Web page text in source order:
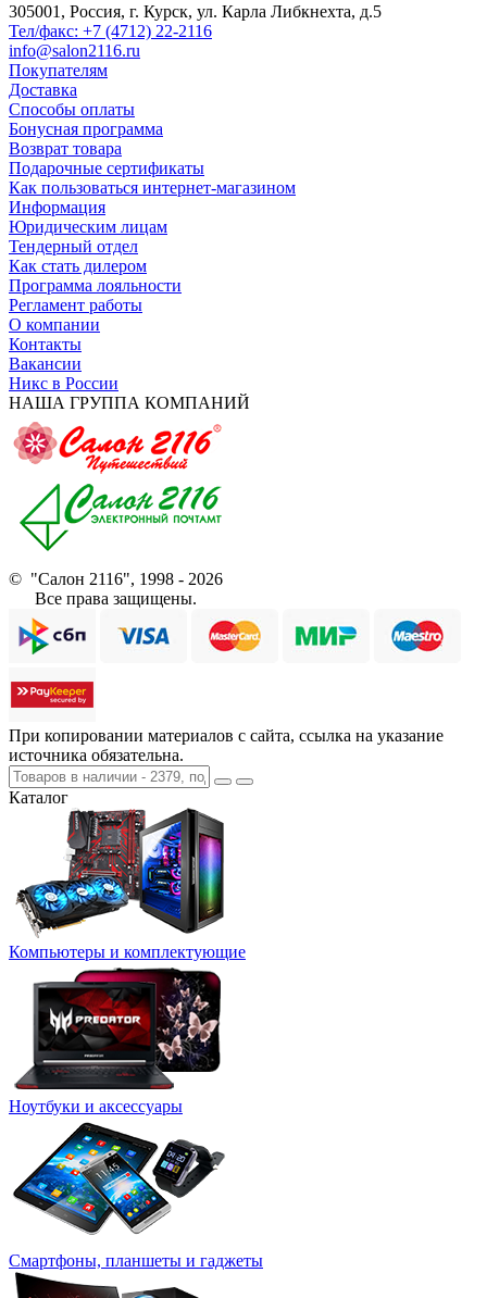
305001, Россия, г. Курск, ул. Карла Либкнехта, д.5
Тел/факс: +7 (4712) 22-2116
info@salon2116.ru
Покупателям
Доставка
Способы оплаты
Бонусная программа
Возврат товара
Подарочные сертификаты
Как пользоваться интернет-магазином
Информация
Юридическим лицам
Тендерный отдел
Как стать дилером
Программа лояльности
Регламент работы
О компании
Контакты
Вакансии
Никс в России
НАША ГРУППА КОМПАНИЙ
© "Салон 2116", 1998 - 2026
Все права защищены.
При копировании материалов с сайта, ссылка на указание
источника обязательна.
Каталог
Компьютеры и комплектующие
Ноутбуки и аксессуары
Смартфоны, планшеты и гаджеты